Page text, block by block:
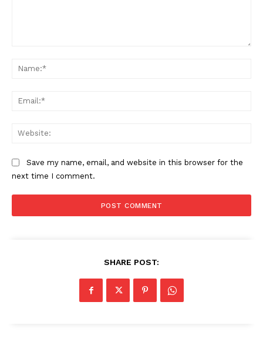
Save my name, email, and website in this browser for the
next time I comment.
SHARE POST: